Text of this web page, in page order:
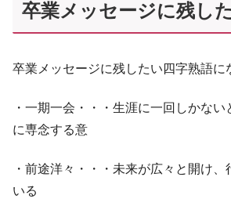
卒業メッセージに残し
卒業メッセージに残したい四字熟語に
・一期一会・・・生涯に一回しかない
に専念する意
・前途洋々・・・未来が広々と開け
いる